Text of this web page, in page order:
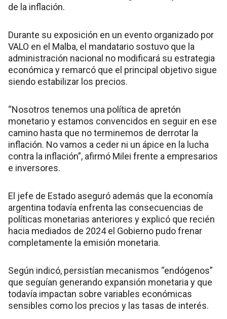
de la inflación.
Durante su exposición en un evento organizado por
VALO en el Malba, el mandatario sostuvo que la
administración nacional no modificará su estrategia
económica y remarcó que el principal objetivo sigue
siendo estabilizar los precios.
“Nosotros tenemos una política de apretón
monetario y estamos convencidos en seguir en ese
camino hasta que no terminemos de derrotar la
inflación. No vamos a ceder ni un ápice en la lucha
contra la inflación”, afirmó Milei frente a empresarios
e inversores.
El jefe de Estado aseguró además que la economía
argentina todavía enfrenta las consecuencias de
políticas monetarias anteriores y explicó que recién
hacia mediados de 2024 el Gobierno pudo frenar
completamente la emisión monetaria.
Según indicó, persistían mecanismos “endógenos”
que seguían generando expansión monetaria y que
todavía impactan sobre variables económicas
sensibles como los precios y las tasas de interés.